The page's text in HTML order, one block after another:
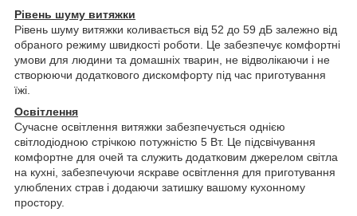
Рівень шуму витяжки
Рівень шуму витяжки коливається від 52 до 59 дБ залежно від
обраного режиму швидкості роботи. Це забезпечує комфортні
умови для людини та домашніх тварин, не відволікаючи і не
створюючи додаткового дискомфорту під час приготування
їжі.
Освітлення
Сучасне освітлення витяжки забезпечується однією
світлодіодною стрічкою потужністю 5 Вт. Це підсвічування
комфортне для очей та служить додатковим джерелом світла
на кухні, забезпечуючи яскраве освітлення для приготування
улюблених страв і додаючи затишку вашому кухонному
простору.